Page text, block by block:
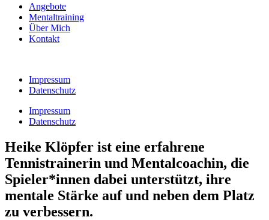
Angebote
Mentaltraining
Über Mich
Kontakt
Impressum
Datenschutz
Impressum
Datenschutz
Heike Klöpfer ist eine erfahrene
Tennistrainerin und Mentalcoachin, die
Spieler*innen dabei unterstützt, ihre
mentale Stärke auf und neben dem Platz
zu verbessern.